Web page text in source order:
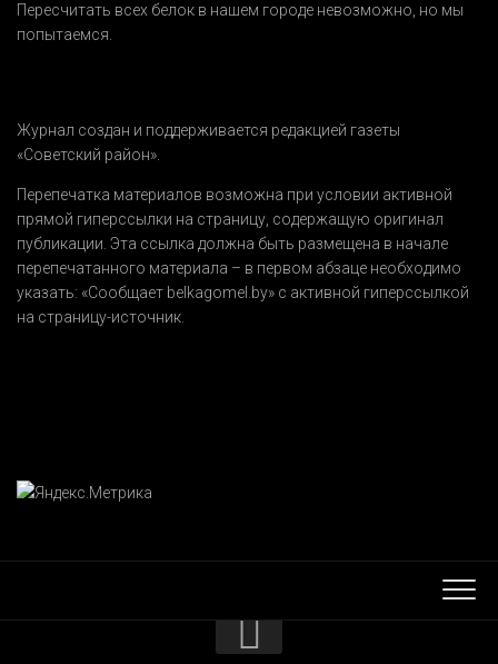
Пересчитать всех белок в нашем городе невозможно, но мы
попытаемся.
Журнал создан и поддерживается редакцией газеты
«Советский район».
Перепечатка материалов возможна при условии активной
прямой гиперссылки на страницу, содержащую оригинал
публикации. Эта ссылка должна быть размещена в начале
перепечатанного материала – в первом абзаце необходимо
указать: «Сообщает belkagomel.by» с активной гиперссылкой
на страницу-источник.